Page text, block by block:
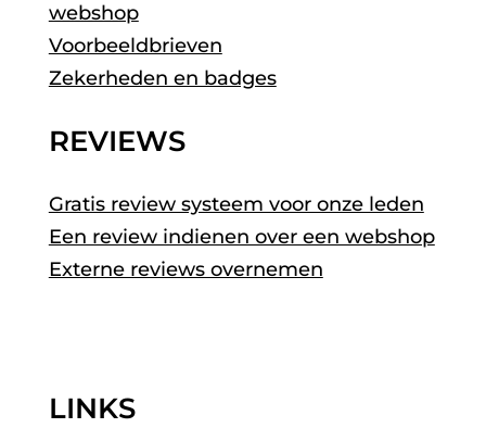
webshop
Voorbeeldbrieven
Zekerheden en badges
REVIEWS
Gratis review systeem voor onze leden
Een review indienen over een webshop
Externe reviews overnemen
LINKS